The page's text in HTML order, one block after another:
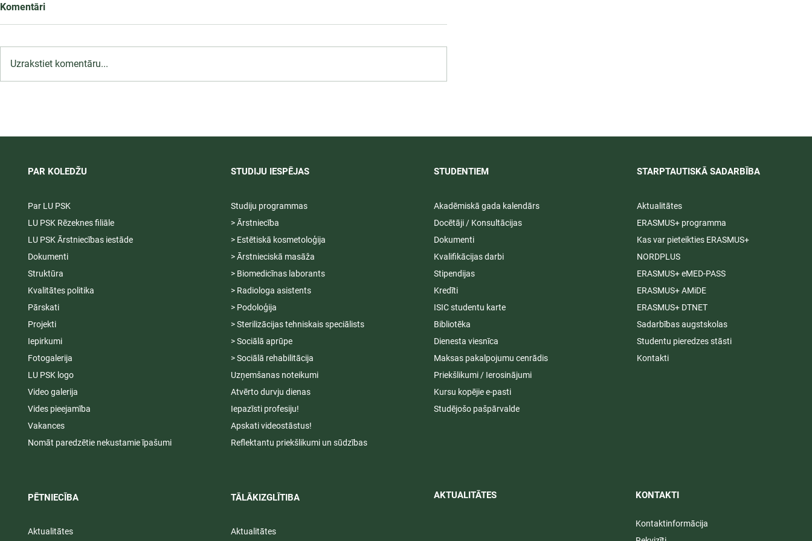
12.09.2026.
JŪRMALĀ
Komentāri
Uzrakstiet komentāru...
PAR KOLEDŽU
Par LU PSK
LU PSK Rēzeknes filiāle
LU PSK Ārstniecības iestāde
Dokumenti
Struktūra
Kvalitātes politika
Pārskati
Projekti
Iepirkumi
Fotogalerija
LU PSK logo
Video galerija
Vides pieejamība
Vakances
Nomāt paredzētie nekustamie īpašumi
PĒTNIECĪBA
Aktualitātes
STUDIJU IESPĒJAS
Studiju programmas
> Ārstniecība
> Estētiskā kosmetoloģija
> Ārstnieciskā masāža
> Biomedicīnas laborants
> Radiologa asistents
> Podoloģija
> Sterilizācijas tehniskais speciālists
> Sociālā aprūpe
> Sociālā rehabilitācija
Uzņemšanas noteikumi
Atvērto durvju dienas
Iepazīsti profesiju!
Apskati videostāstus!
Reflektantu priekšlikumi un sūdzības
TĀLĀKIZGLĪTIBA
Aktualitātes
STUDENTIEM​
Akadēmiskā gada kalendārs
Docētāji / Konsultācijas
Dokumenti
Kvalifikācijas darbi
Stipendijas
Kredīti
ISIC studentu karte
Bibliotēka
Dienesta viesnīca
Maksas pakalpojumu cenrādis
Priekšlikumi / Ierosinājumi
Kursu kopējie e-pasti
Studējošo pašpārvalde
AKTUALITĀTES​​
STARPTAUTISKĀ SADARBĪBA​
Aktualitātes
ERASMUS+ programma
Kas var pieteikties ERASMUS+
NORDPLUS
ERASMUS+ eMED-PASS
ERASMUS+ AMiDE
ERASMUS+ DTNET
Sadarbības augstskolas
Studentu pieredzes stāsti
Kontakti
KONTAKTI​
Kontaktinformācija